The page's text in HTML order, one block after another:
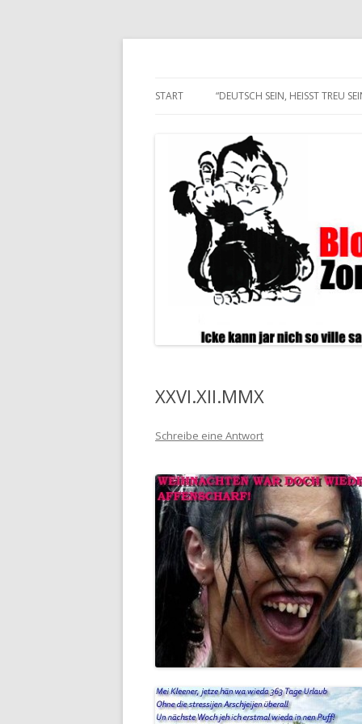
START “DEUTSCH SEIN, HEISST TREU
XXVI.XII.MMX
Schreibe eine Antwort